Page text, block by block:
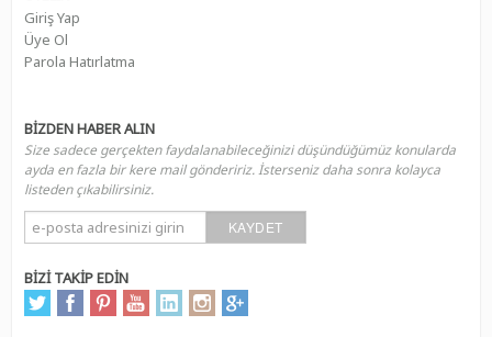
Giriş Yap
Üye Ol
Parola Hatırlatma
BİZDEN HABER ALIN
Size sadece gerçekten faydalanabileceğinizi düşündüğümüz konularda
ayda en fazla bir kere mail göndeririz. İsterseniz daha sonra kolayca
listeden çıkabilirsiniz.
KAYDET
BİZİ TAKİP EDİN